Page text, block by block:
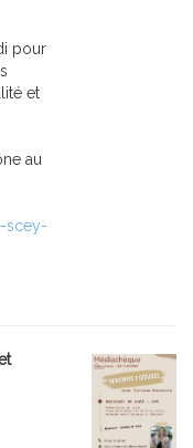
pour
et
au
scey-